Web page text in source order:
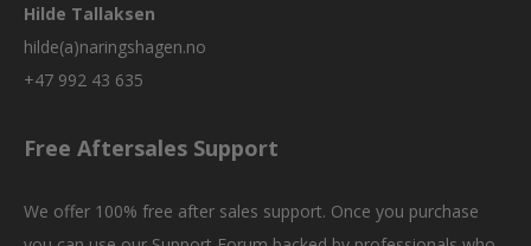
Hilde Tallaksen
hilde(a)naringshagen.no
+47 992 43 635
Free Aftersales Support
We offer 100% free after sales support. Once you purchase